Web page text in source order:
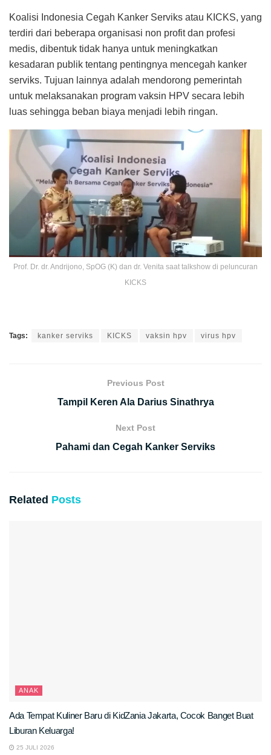
Koalisi Indonesia Cegah Kanker Serviks atau KICKS, yang
terdiri dari beberapa organisasi non profit dan profesi
medis, dibentuk tidak hanya untuk meningkatkan
kesadaran publik tentang pentingnya mencegah kanker
serviks. Tujuan lainnya adalah mendorong pemerintah
untuk melaksanakan program vaksin HPV secara lebih
luas sehingga beban biaya menjadi lebih ringan.
Prof. Dr. dr. Andrijono, SpOG (K) dan dr. Venita saat talkshow di peluncuran
KICKS
Tags: kanker serviks KICKS vaksin hpv virus hpv
Previous Post
Tampil Keren Ala Darius Sinathrya
Next Post
Pahami dan Cegah Kanker Serviks
Related Posts
ANAK
Ada Tempat Kuliner Baru di KidZania Jakarta, Cocok Banget Buat
Liburan Keluarga!
25 JULI 2026